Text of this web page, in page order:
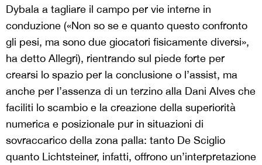
Dybala a tagliare il campo per vie interne in
conduzione («Non so se e quanto questo confronto
gli pesi, ma sono due giocatori fisicamente diversi»,
ha detto Allegri), rientrando sul piede forte per
crearsi lo spazio per la conclusione o l’assist, ma
anche per l’assenza di un terzino alla Dani Alves che
faciliti lo scambio e la creazione della superiorità
numerica e posizionale pur in situazioni di
sovraccarico della zona palla: tanto De Sciglio
quanto Lichtsteiner, infatti, offrono un’interpretazione